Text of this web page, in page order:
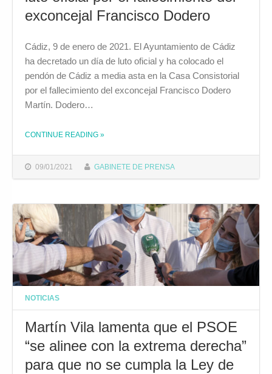
exconcejal Francisco Dodero
09/01/2021 GABINETE DE PRENSA
Cádiz, 9 de enero de 2021. El Ayuntamiento de Cádiz
ha decretado un día de luto oficial y ha colocado el
pendón de Cádiz a media asta en la Casa Consistorial
por el fallecimiento del exconcejal Francisco Dodero
Martín. Dodero…
CONTINUE READING THE "EL AYUNTAMIENTO DECRETA UN DÍA DE LUTO OFICIAL POR EL FALLECIMIENTO DEL EXCONCEJAL FRANCISCO DODERO"
»
NOTICIAS
Martín Vila lamenta que el PSOE
“se alinee con la extrema derecha”
para que no se cumpla la Ley de